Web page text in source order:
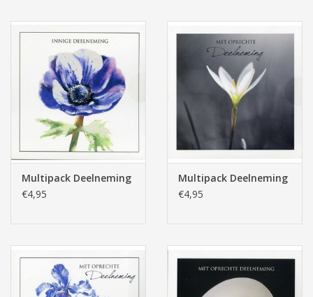
Tassen/Portemonnee
Boeken
Elektra
Baby & Peuter
Speelgoed & hobby
Contact/Locatie
Multipack Deelneming
€4,95
Multipack Deelneming
€4,95